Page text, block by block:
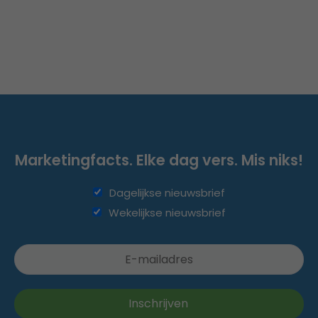
Marketingfacts. Elke dag vers. Mis niks!
Dagelijkse nieuwsbrief
Wekelijkse nieuwsbrief